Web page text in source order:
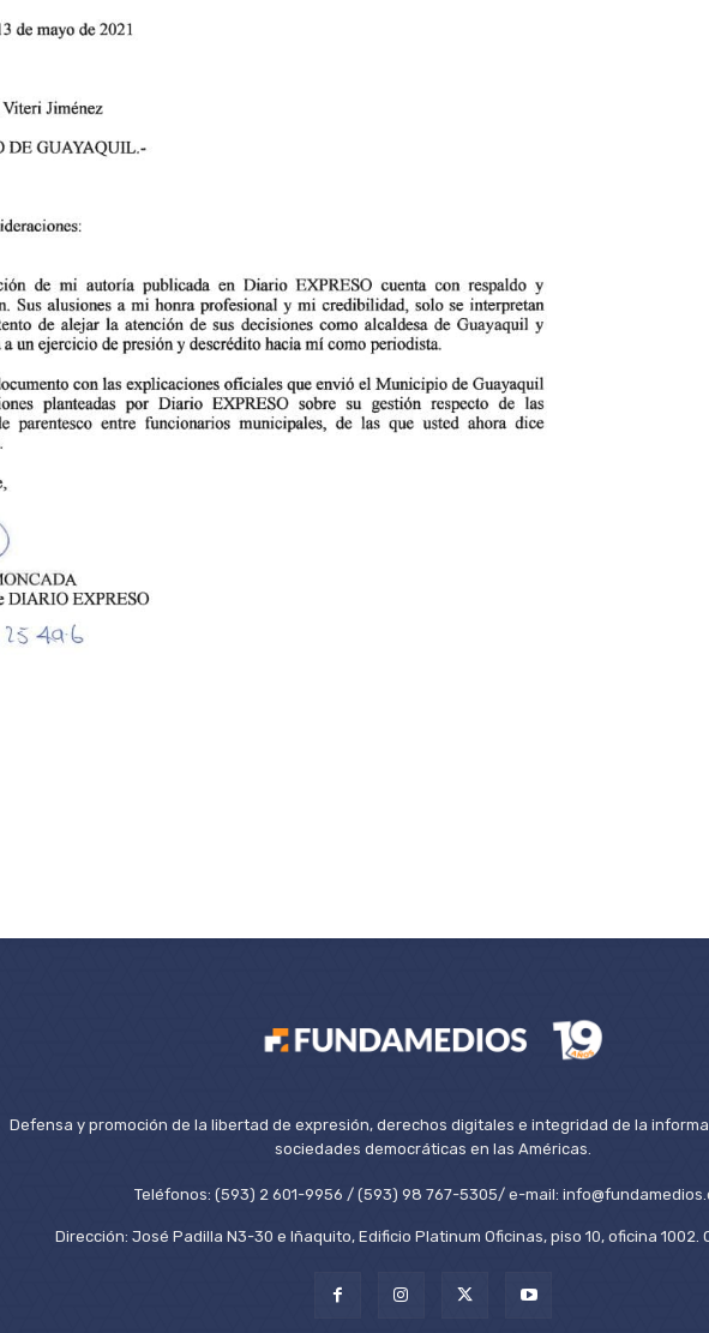
Defensa y promoción de la libertad de expresión, derechos digitales e integridad de la
sociedades democráticas en las Américas.
Teléfonos: (593) 2 601-9956 / (593) 98 767-5305/ e-mail:
Dirección: José Padilla N3-30 e Iñaquito, Edificio Platinum Oficinas, piso 10, oficina 1002.